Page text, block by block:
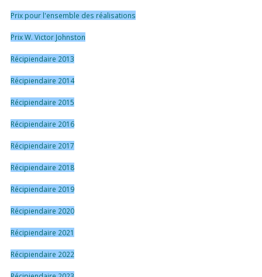
Prix pour l'ensemble des réalisations
Prix W. Victor Johnston
Récipiendaire 2013
Récipiendaire 2014
Récipiendaire 2015
Récipiendaire 2016
Récipiendaire 2017
Récipiendaire 2018
Récipiendaire 2019
Récipiendaire 2020
Récipiendaire 2021
Récipiendaire 2022